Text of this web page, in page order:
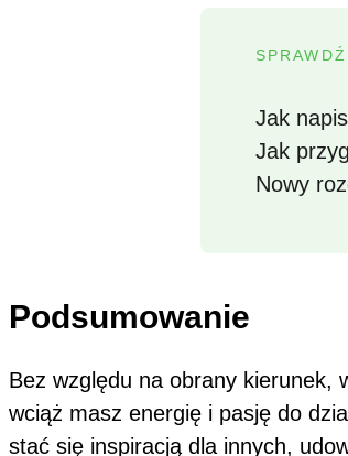
Jak
Jak
Nowy
Podsumowanie
Bez względu na obrany kierunek,
wciąż masz energię i pasję do
stać się inspiracją dla innych,